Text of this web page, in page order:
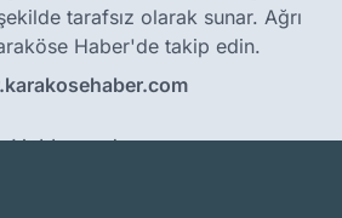
tarafsız olarak sunar. Ağrı
Haber'de takip edin.
Hakkımızda